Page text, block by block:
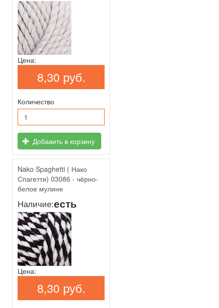
Цена:
8,30 руб.
Количество
Добавить в корзину
Nako Spaghetti ( Нако
Спагетти) 03086 - чёрно-
белое мулине
Наличие:есть
Цена:
8,30 руб.